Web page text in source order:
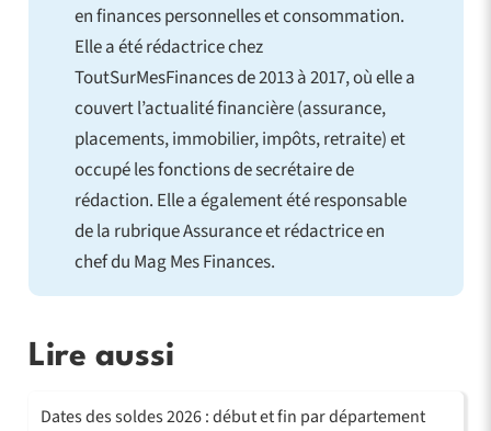
en finances personnelles et consommation.
Elle a été rédactrice chez
ToutSurMesFinances de 2013 à 2017, où elle a
couvert l’actualité financière (assurance,
placements, immobilier, impôts, retraite) et
occupé les fonctions de secrétaire de
rédaction. Elle a également été responsable
de la rubrique Assurance et rédactrice en
chef du Mag Mes Finances.
Lire aussi
Dates des soldes 2026 : début et fin par département